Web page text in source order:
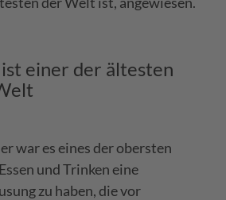
einer der ältesten
war es eines der obersten
und Trinken eine
zu haben, die vor